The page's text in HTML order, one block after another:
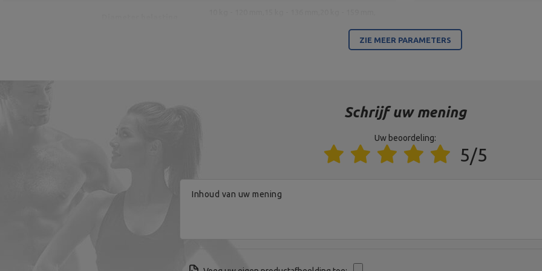
MARBO Ulikowski Spółka Komandytowa
MARBO Ulikowski Spółka Komandytowa
ZIE MEER PARAMETERS
Schrijf uw mening
Uw beoordeling:
5/5
Inhoud van uw mening